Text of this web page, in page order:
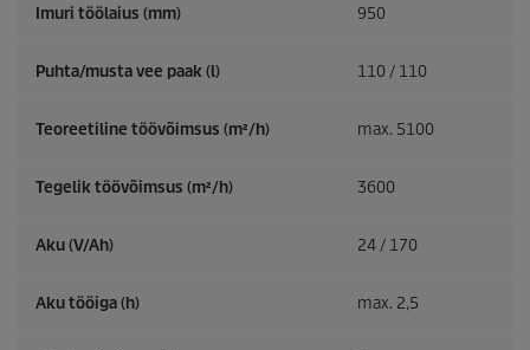
Imuri töölaius (mm) 950
Puhta/musta vee paak (l) 110 / 110
Teoreetiline töövõimsus (m²/h) max. 5100
Tegelik töövõimsus (m²/h) 3600
Aku (V/Ah) 24 / 170
Aku tööiga (h) max. 2,5